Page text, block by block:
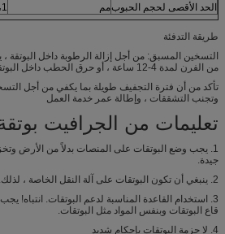
الحد الأقصى لحجم الحبوبمم
طريقة التدفئة
التسخين المسبق: من أجل إزالة الرطوبة داخل البوتقة
من الفرن لمدة 4-12 ساعة ، أو حرق الحطب داخل البوتقة لمدة ساعتين.
تأكد من أن فترة التجفيف طويلة بما يكفي من أجل
وتجنب التشققات ، وإطالة عمر خدمة العمل
تعليمات من الجرافيت
1. يجب وضع البوتقات على المنصات بدلاً من الأرض
جيدة.
2. ينبغي أن تكون البوتقات على آلة النقل الخاصة ، لذلك. من فضلك لا لفة البوتقة مباشرة.
3. استخدام القاعدة المناسبة لدعم البوتقات. انتباه!
قاع البوتقات وبنفس المواد مثل البوتقات.
4. لا حزمة البوتقات بإحكام شديد